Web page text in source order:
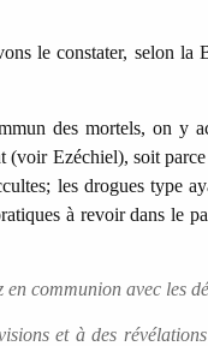
le constater, selon la
des mortels, on y
(voir Ezéchiel), soit
les drogues type
à revoir dans le
en communion avec les
et à des